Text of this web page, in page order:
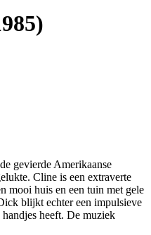
gevierde Amerikaanse
Cline is een extraverte
mooi huis en een tuin met gele
blijkt echter een impulsieve
heeft. De muziek